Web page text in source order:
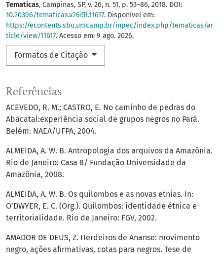
Tematicas, Campinas, SP, v. 26, n. 51, p. 53–86, 2018. DOI:
10.20396/tematicas.v26i51.11617. Disponível em:
https://econtents.sbu.unicamp.br/inpec/index.php/tematicas/ar
ticle/view/11617. Acesso em: 9 ago. 2026.
Formatos de Citação
Referências
ACEVEDO, R. M.; CASTRO, E. No caminho de pedras do
Abacatal:experiência social de grupos negros no Pará.
Belém: NAEA/UFPA, 2004.
ALMEIDA, A. W. B. Antropologia dos arquivos da Amazônia.
Rio de Janeiro: Casa 8/ Fundação Universidade da
Amazônia, 2008.
ALMEIDA, A. W. B. Os quilombos e as novas etnias. In:
O’DWYER, E. C. (Org.). Quilombos: identidade étnica e
territorialidade. Rio de Janeiro: FGV, 2002.
AMADOR DE DEUS, Z. Herdeiros de Ananse: movimento
negro, ações afirmativas, cotas para negros. Tese de